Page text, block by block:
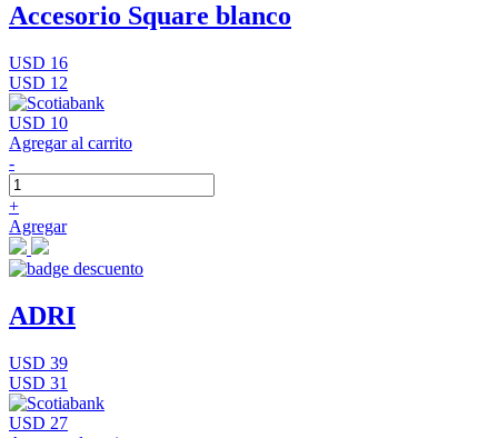
Accesorio Square blanco
USD 16
USD 12
USD 10
Agregar al carrito
-
+
Agregar
ADRI
USD 39
USD 31
USD 27